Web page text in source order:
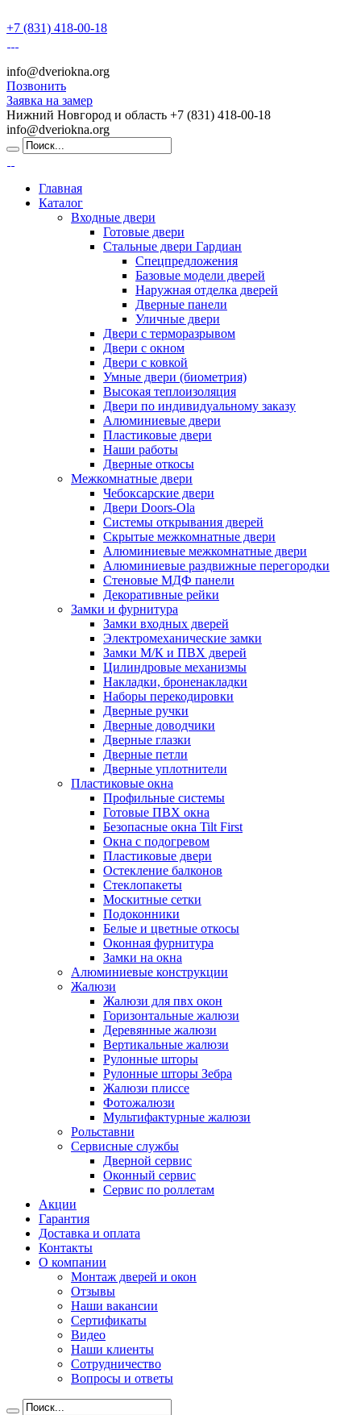
+7 (831) 418-00-18
info@dveriokna.org
Позвонить
Заявка на замер
Нижний Новгород и область +7 (831) 418-00-18
info@dveriokna.org
Главная
Каталог
Входные двери
Готовые двери
Стальные двери Гардиан
Спецпредложения
Базовые модели дверей
Наружная отделка дверей
Дверные панели
Уличные двери
Двери с терморазрывом
Двери с окном
Двери с ковкой
Умные двери (биометрия)
Высокая теплоизоляция
Двери по индивидуальному заказу
Алюминиевые двери
Пластиковые двери
Наши работы
Дверные откосы
Межкомнатные двери
Чебоксарские двери
Двери Doors-Ola
Системы открывания дверей
Скрытые межкомнатные двери
Алюминиевые межкомнатные двери
Алюминиевые раздвижные перегородки
Стеновые МДФ панели
Декоративные рейки
Замки и фурнитура
Замки входных дверей
Электромеханические замки
Замки М/К и ПВХ дверей
Цилиндровые механизмы
Накладки, броненакладки
Наборы перекодировки
Дверные ручки
Дверные доводчики
Дверные глазки
Дверные петли
Дверные уплотнители
Пластиковые окна
Профильные системы
Готовые ПВХ окна
Безопасные окна Tilt First
Окна с подогревом
Пластиковые двери
Остекление балконов
Стеклопакеты
Москитные сетки
Подоконники
Белые и цветные откосы
Оконная фурнитура
Замки на окна
Алюминиевые конструкции
Жалюзи
Жалюзи для пвх окон
Горизонтальные жалюзи
Деревянные жалюзи
Вертикальные жалюзи
Рулонные шторы
Рулонные шторы Зебра
Жалюзи плиссе
Фотожалюзи
Мультифактурные жалюзи
Рольставни
Сервисные службы
Дверной сервис
Оконный сервис
Сервис по роллетам
Акции
Гарантия
Доставка и оплата
Контакты
О компании
Монтаж дверей и окон
Отзывы
Наши вакансии
Сертификаты
Видео
Наши клиенты
Сотрудничество
Вопросы и ответы